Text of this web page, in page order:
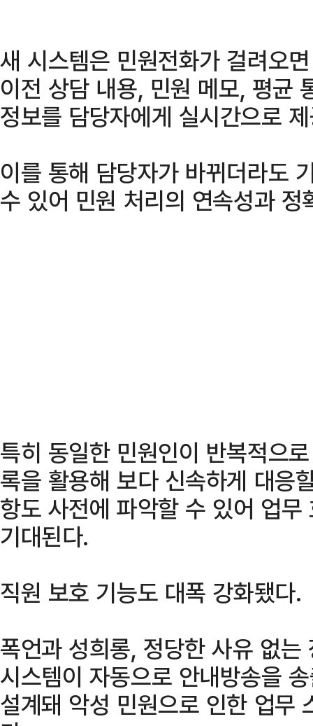
새 시스템은 민원전화가 걸려오
이전 상담 내용, 민원 메모, 평균
정보를 담당자에게 실시간으로
이를 통해 담당자가 바뀌더라도
수 있어 민원 처리의 연속성과 정
특히 동일한 민원인이 반복적으
록을 활용해 보다 신속하게 대응
항도 사전에 파악할 수 있어 업
기대된다.
직원 보호 기능도 대폭 강화됐다.
폭언과 성희롱, 정당한 사유 없
시스템이 자동으로 안내방송을
설계돼 악성 민원으로 인한 업무